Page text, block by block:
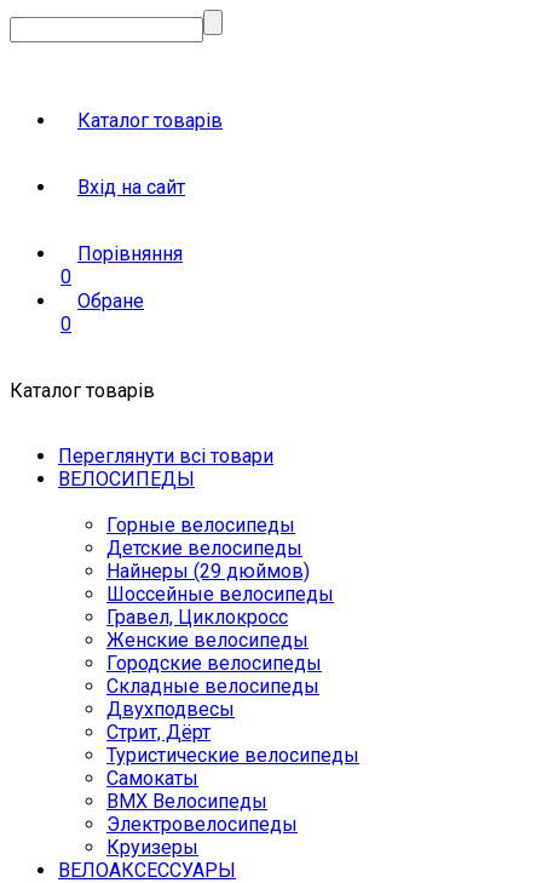
Каталог товарів
Вхід на сайт
Порівняння
0
Обране
0
Каталог товарів
Переглянути всі товари
ВЕЛОСИПЕДЫ
Горные велосипеды
Детские велосипеды
Найнеры (29 дюймов)
Шоссейные велосипеды
Гравел, Циклокросс
Женские велосипеды
Городcкие велосипеды
Складные велосипеды
Двухподвесы
Стрит, Дёрт
Туристические велосипеды
Самокаты
BMX Велосипеды
Электровелосипеды
Круизеры
ВЕЛОАКСЕССУАРЫ